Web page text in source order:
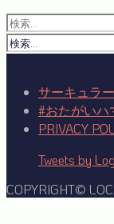
検
索:
検
サーキュラ
#おたがいハ
PRIVACY
Tweets by
COPYRIGHT©